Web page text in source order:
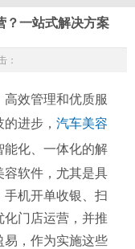
？一站式解决方案
：
效管理和优质服
进步， 汽车美容
能化、一体化的解
容软件，尤其是具
机开单收银、扫
门店运营，并推
，作为实施这些